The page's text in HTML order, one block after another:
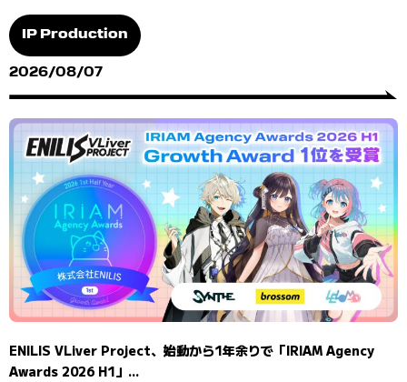
IP Production
2026/08/07
ENILIS VLiver Project、始動から1年余りで「IRIAM Agency
Awards 2026 H1」...